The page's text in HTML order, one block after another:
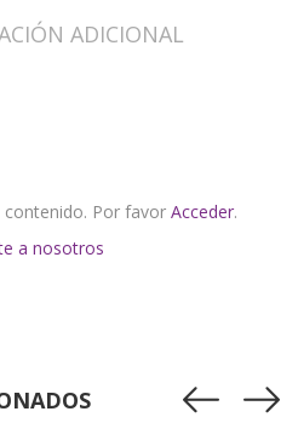
ADICIONAL
contenido. Por favor Acceder.
a nosotros